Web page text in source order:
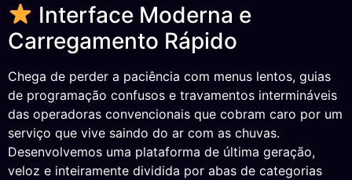
Interface Moderna e
Carregamento Rápido
Chega de perder a paciência com menus lentos, guias
de programação confusos e travamentos intermináveis
das operadoras convencionais que cobram caro por um
serviço que vive saindo do ar com as chuvas.
Desenvolvemos uma plataforma de última geração,
veloz e inteiramente dividida por abas de categorias